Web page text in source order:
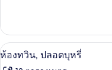
(Casual,
Inside,
No
View)
เกี่ยว
กับ
ห้อง
เปิด46
ห้องทวิน, ปลอดบุหรี่